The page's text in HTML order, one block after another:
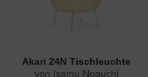
Akari 24N Tischleuchte
von Isamu Noguchi